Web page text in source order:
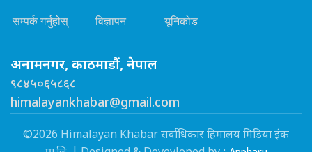
सम्पर्क गर्नुहोस् विज्ञापन यूनिकोड
अनामनगर, काठमाडौं, नेपाल
९८४५०६५८६८
himalayankhabar@gmail.com
©2026 Himalayan Khabar सर्वाधिकार हिमालय मिडिया इंक